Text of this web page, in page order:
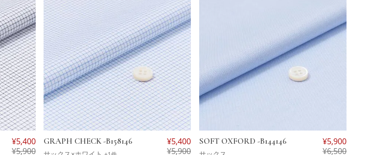
¥5,400
¥5,900
GRAPH CHECK -B158146 ¥5,400
¥5,900
SOFT OXFORD -B144146 ¥5,900
¥6,500